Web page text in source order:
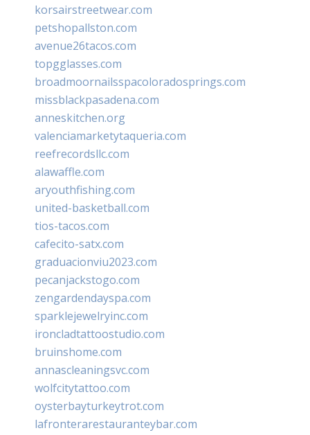
korsairstreetwear.com
petshopallston.com
avenue26tacos.com
topgglasses.com
broadmoornailsspacoloradosprings.com
missblackpasadena.com
anneskitchen.org
valenciamarketytaqueria.com
reefrecordsllc.com
alawaffle.com
aryouthfishing.com
united-basketball.com
tios-tacos.com
cafecito-satx.com
graduacionviu2023.com
pecanjackstogo.com
zengardendayspa.com
sparklejewelryinc.com
ironcladtattoostudio.com
bruinshome.com
annascleaningsvc.com
wolfcitytattoo.com
oysterbayturkeytrot.com
lafronterarestauranteybar.com